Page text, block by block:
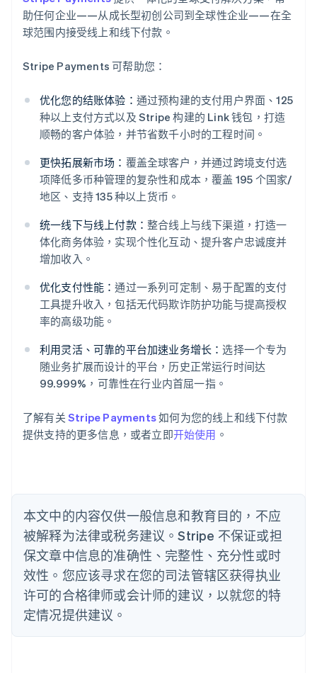
助任何企业——从成长型初创公司到全球性企业——在全
球范围内接受线上和线下付款。
Stripe Payments 可帮助您：
优化您的结账体验： 通过预构建的支付用户界面、125
种以上支付方式以及 Stripe 构建的 Link 钱包，打造
顺畅的客户体验，并节省数千小时的工程时间。
更快拓展新市场： 覆盖全球客户，并通过跨境支付选
项降低多币种管理的复杂性和成本，覆盖 195 个国家/
地区、支持 135 种以上货币。
统一线下与线上付款： 整合线上与线下渠道，打造一
体化商务体验，实现个性化互动、提升客户忠诚度并
增加收入。
优化支付性能：通过一系列可定制、易于配置的支付
工具提升收入，包括无代码欺诈防护功能与提高授权
率的高级功能。
利用灵活、可靠的平台加速业务增长：选择一个专为
随业务扩展而设计的平台，历史正常运行时间达
99.999%，可靠性在行业内首屈一指。
了解有关 Stripe Payments如何为您的线上和线下付款
提供支持的更多信息，或者立即开始使用 。
本文中的内容仅供一般信息和教育目的，不应
被解释为法律或税务建议。Stripe 不保证或担
保文章中信息的准确性、完整性、充分性或时
效性。您应该寻求在您的司法管辖区获得执业
许可的合格律师或会计师的建议，以就您的特
定情况提供建议。
阿联酋
English
English
爱沙尼亚
English
澳大利亚
English
English
比利时
NederlandsFrançaisDeutschEnglish
波兰
English
丹麦
English
德国
DeutschEnglish
法国
FrançaisEnglish